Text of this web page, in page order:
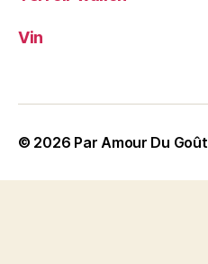
Vin
© 2026 Par Amour Du Goût